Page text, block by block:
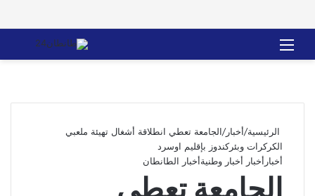
القائمة
الرئيسية/أخبار/الجامعة تعطي انطلاقة أشغال تهيئة ملعبي
الكركرات وبئركندوز بإقليم اوسرد
أخبار أخبار أخبار وطنيةأخبار الطانطان